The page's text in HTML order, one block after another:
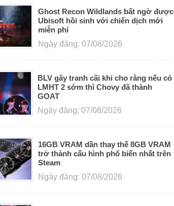
Ghost Recon Wildlands bất ngờ được
Ubisoft hồi sinh với chiến dịch mới
miễn phí
Ngày đăng: 07/08/2026
BLV gây tranh cãi khi cho rằng nếu có
LMHT 2 sớm thì Chovy đã thành
GOAT
Ngày đăng: 07/08/2026
16GB VRAM dần thay thế 8GB VRAM
trở thành cấu hình phổ biến nhất trên
Steam
Ngày đăng: 07/08/2026